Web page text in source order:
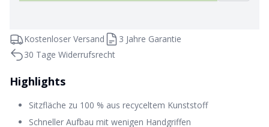
Kostenloser Versand
3 Jahre Garantie
30 Tage Widerrufsrecht
Highlights
Sitzfläche zu 100 % aus recyceltem Kunststoff
Schneller Aufbau mit wenigen Handgriffen